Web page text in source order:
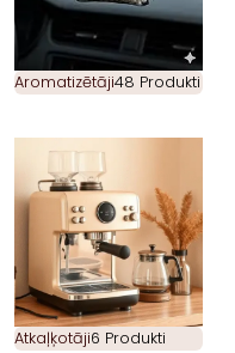
Aromatizētāji48 Produkti
Atkaļķotāji6 Produkti